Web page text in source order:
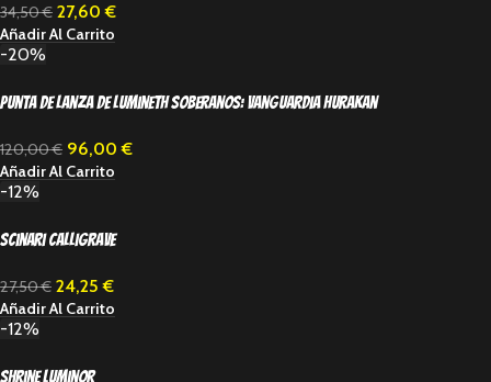
34,50€ 27,60€
Añadir Al Carrito
-20%
Punta de lanza de Lumineth Soberanos: Vanguardia Hurakan
120,00€ 96,00€
Añadir Al Carrito
-12%
Scinari Calligrave
27,50€ 24,25€
Añadir Al Carrito
-12%
Shrine Luminor